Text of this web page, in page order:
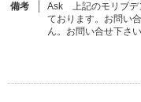
カタログコードで検索
化学式で検索
CAS番号で検索
備考
Ask 上記のモリブデ
ております。お問い
ん。お問い合せ下さい